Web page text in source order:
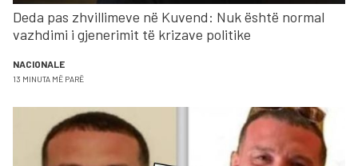
Deda pas zhvillimeve në Kuvend: Nuk është normal
vazhdimi i gjenerimit të krizave politike
NACIONALE
13 MINUTA MË PARË